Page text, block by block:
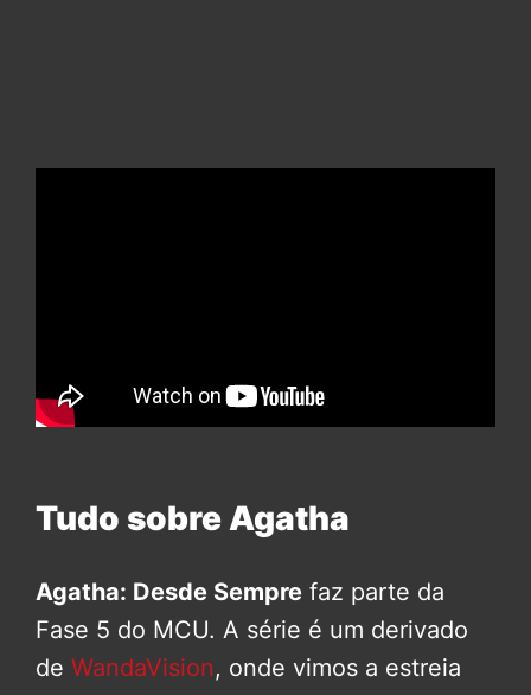
Tudo sobre Agatha
Agatha: Desde Sempre faz parte da
Fase 5 do MCU. A série é um derivado
de WandaVision, onde vimos a estreia